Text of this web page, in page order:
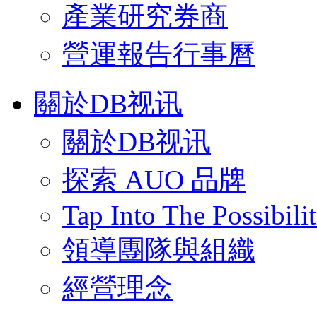
產業研究券商
營運報告行事曆
關於DB视讯
關於DB视讯
探索 AUO 品牌
Tap Into The
領導團隊與組織
經營理念